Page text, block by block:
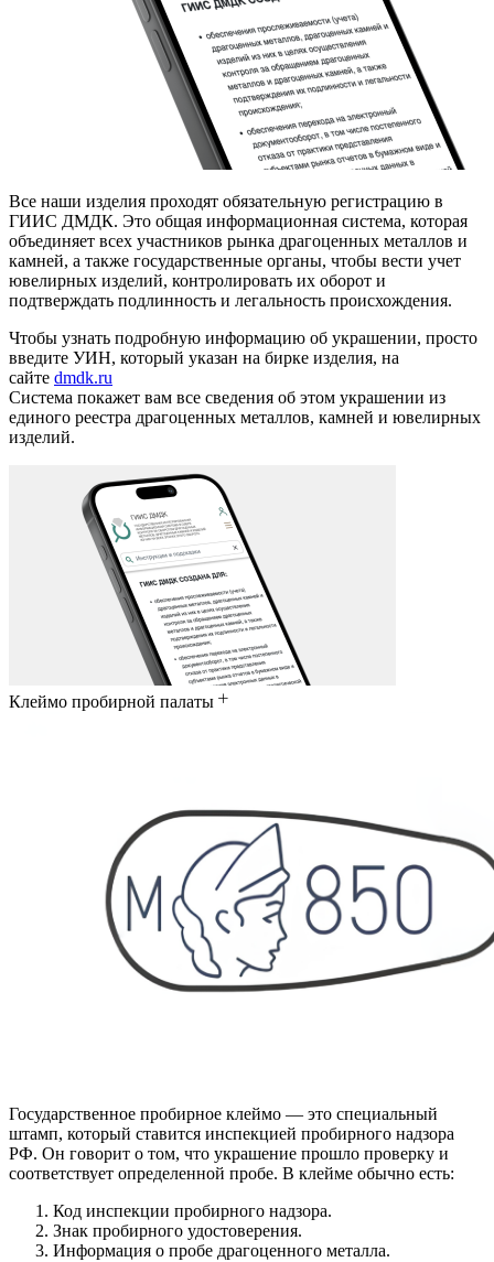
Все наши изделия проходят обязательную регистрацию в
ГИИС ДМДК. Это общая информационная система, которая
объединяет всех участников рынка драгоценных металлов и
камней, а также государственные органы, чтобы вести учет
ювелирных изделий, контролировать их оборот и
подтверждать подлинность и легальность происхождения.
Чтобы узнать подробную информацию об украшении, просто
введите УИН, который указан на бирке изделия, на
сайте dmdk.ru
Система покажет вам все сведения об этом украшении из
единого реестра драгоценных металлов, камней и ювелирных
изделий.
Клеймо пробирной палаты
Государственное пробирное клеймо — это специальный
штамп, который ставится инспекцией пробирного надзора
РФ. Он говорит о том, что украшение прошло проверку и
соответствует определенной пробе. В клейме обычно есть:
Код инспекции пробирного надзора.
Знак пробирного удостоверения.
Информация о пробе драгоценного металла.